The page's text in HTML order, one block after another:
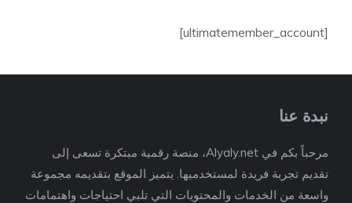
[ultimatemember_account]
نبدة عنا
مرحباً بكم في Alyaly.net، منصة رقمية مبتكرة تسعى إلى
تقديم تجربة فريدة لمستخدميها. يتميز الموقع بتقديمه مجموعة
واسعة من الخدمات والمحتويات التي تلبي احتياجات واهتمامات